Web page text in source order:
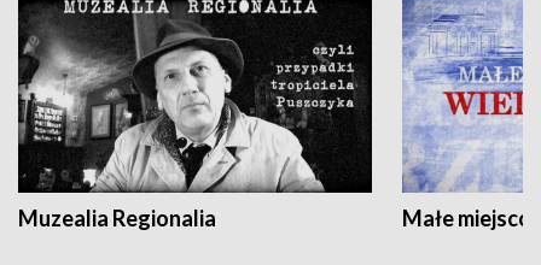
Muzealia Regionalia Małe